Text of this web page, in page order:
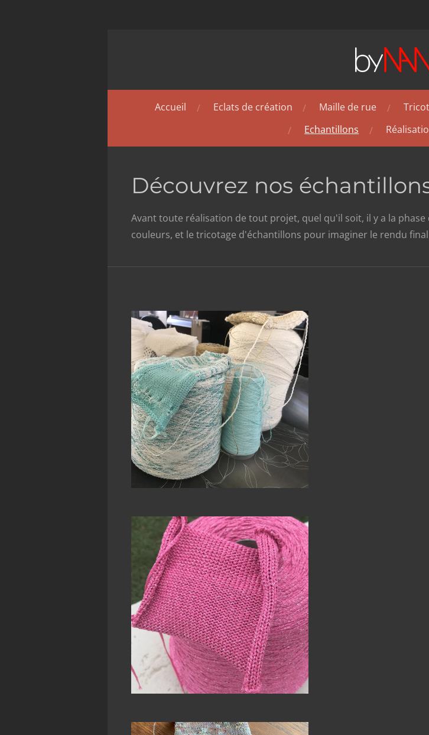
Accueil Eclats de création Maille de rue
Echantillons
Découvrez nos
Avant toute réalisation de tout projet, quel qu'il soit, il y a la
couleurs, et le tricotage d'échantillons pour imaginer le rendu